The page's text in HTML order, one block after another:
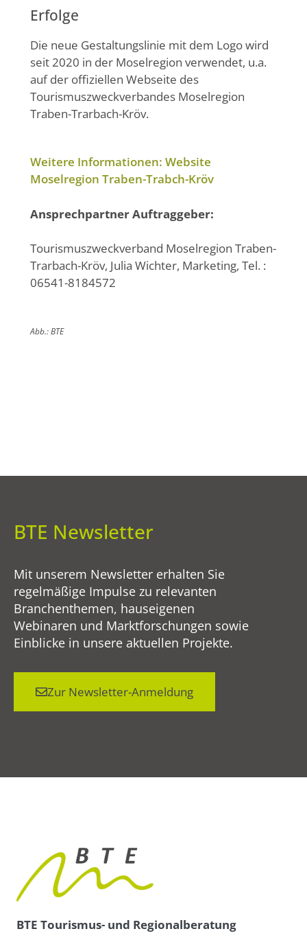
Erfolge
Die neue Gestaltungslinie mit dem Logo wird
seit 2020 in der Moselregion verwendet, u.a.
auf der offiziellen Webseite des
Tourismuszweckverbandes Moselregion
Traben-Trarbach-Kröv.
Weitere Informationen: Website
Moselregion Traben-Trabch-Kröv
Ansprechpartner Auftraggeber:
Tourismuszweckverband Moselregion Traben-
Trarbach-Kröv, Julia Wichter, Marketing, Tel. :
06541-8184572
Abb.: BTE
BTE Newsletter
Mit unserem Newsletter erhalten Sie
regelmäßige Impulse zu relevanten
Branchenthemen, hauseigenen
Webinaren und Marktforschungen sowie
Einblicke in unsere aktuellen Projekte.
Zur Newsletter-Anmeldung
BTE Tourismus- und Regionalberatung